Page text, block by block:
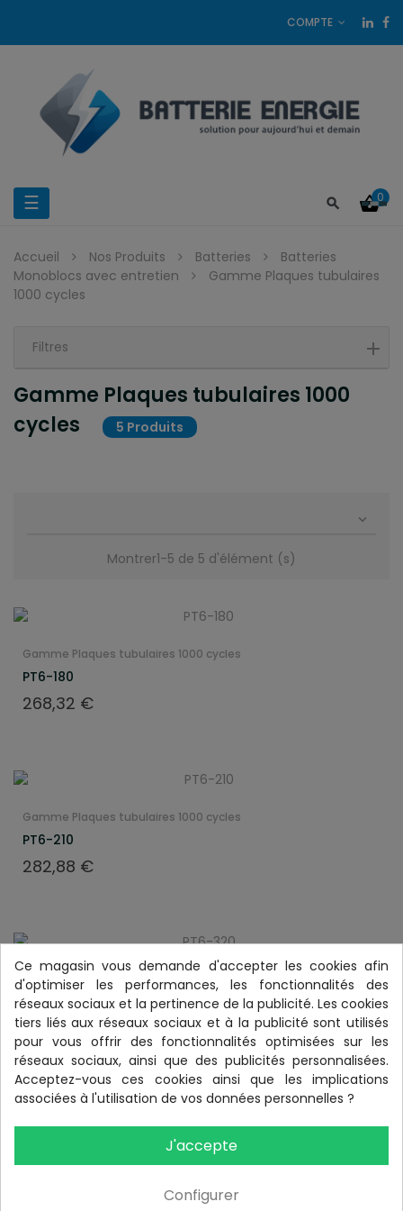
COMPTE
Basculer
navigation
☰ 0
Accueil Nos Produits Batteries
Batteries
Monoblocs avec entretien
Gamme Plaques tubulaires
1000 cycles
Filtres
Gamme Plaques tubulaires 1000
cycles
5 Produits

Montrer1-5 de 5 d'élément (s)
Gamme Plaques tubulaires 1000 cycles
PT6-180
Prix
268,32 €
Gamme Plaques tubulaires 1000 cycles
PT6-210
Prix
282,88 €
Gamme Plaques tubulaires 1000 cycles
PT6-320
Prix
485,68 €
Gamme Plaques tubulaires 1000 cycles
PT12-95
Ce magasin vous demande d'accepter les cookies afin
d'optimiser les performances, les fonctionnalités des
réseaux sociaux et la pertinence de la publicité. Les cookies
tiers liés aux réseaux sociaux et à la publicité sont utilisés
pour vous offrir des fonctionnalités optimisées sur les
réseaux sociaux, ainsi que des publicités personnalisées.
Acceptez-vous ces cookies ainsi que les implications
associées à l'utilisation de vos données personnelles ?
J'accepte
Configurer